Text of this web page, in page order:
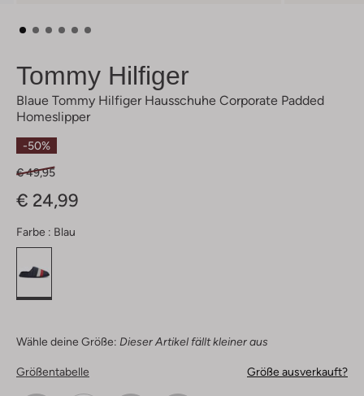
Tommy Hilfiger
Blaue Tommy Hilfiger Hausschuhe Corporate Padded
Homeslipper
-50%
€ 49,95
€ 24,99
Farbe : Blau
Wähle deine Größe: Dieser Artikel fällt kleiner aus
Größentabelle Größe ausverkauft?